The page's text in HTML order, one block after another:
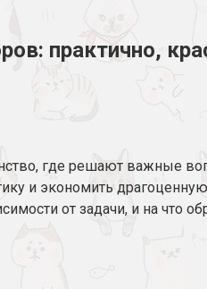
практично,
где решают важные
и экономить
от задачи, и на что